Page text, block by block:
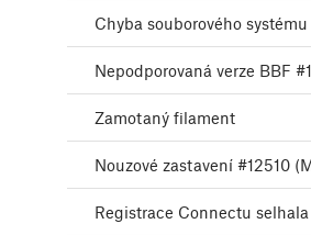
Chyba souborového
Nepodporovaná verze BBF
Zamotaný filament
Nouzové zastavení #12510
Registrace Connectu selhala